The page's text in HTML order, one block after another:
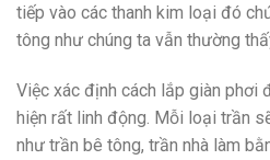
tiếp vào các thanh kim loại đó
tông như chúng ta vẫn thường
Việc xác định cách lắp giàn phơi
hiện rất linh động. Mỗi loại trần
như trần bê tông, trần nhà làm